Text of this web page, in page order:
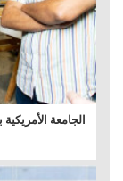
الجامعة